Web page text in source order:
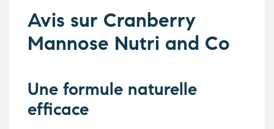
Avis sur Cranberry
Mannose Nutri and Co
Une formule naturelle
efficace